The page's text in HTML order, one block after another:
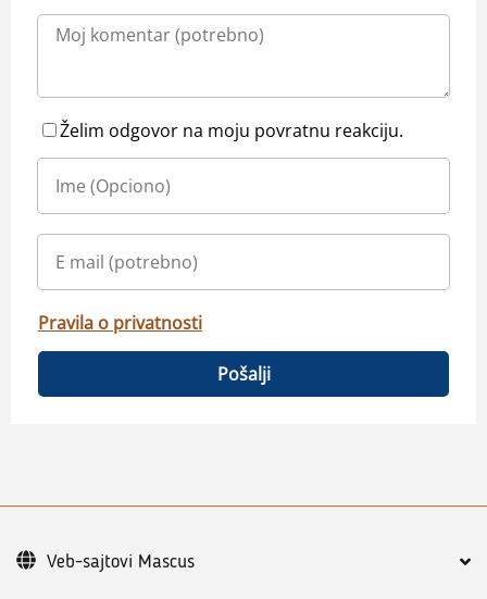
Želim odgovor na moju povratnu reakciju.
Pravila o privatnosti
Pošalji
Veb-sajtovi Mascus